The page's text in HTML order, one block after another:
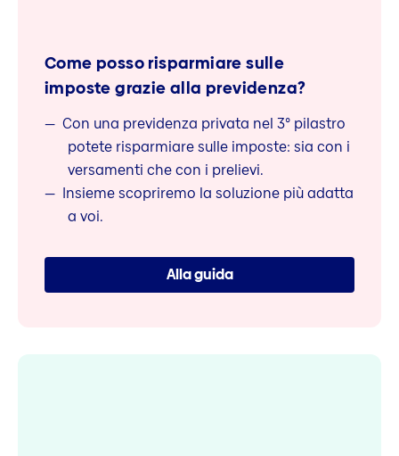
Come posso risparmiare sulle
imposte grazie alla previdenza?
Con una previdenza privata nel 3° pilastro
potete risparmiare sulle imposte: sia con i
versamenti che con i prelievi.
Insieme scopriremo la soluzione più adatta
a voi.
Alla guida